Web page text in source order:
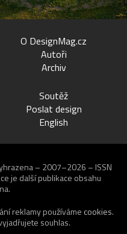
O DesignMag.cz
Autoři
Archiv
Soutěž
Poslat design
English
– 2007–2026 – ISSN
je další publikace obsahu
reklamy používáme cookies.
souhlas.